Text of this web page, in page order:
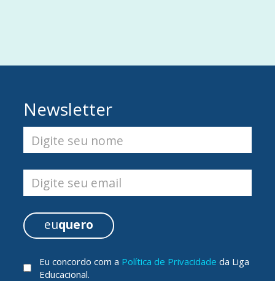
Newsletter
Digite seu nome
Digite seu email
euquero
Eu concordo com a Política de Privacidade da Liga
Educacional.